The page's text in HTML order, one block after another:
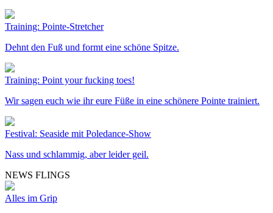
Training: Pointe-Stretcher
Dehnt den Fuß und formt eine schöne Spitze.
Training: Point your fucking toes!
Wir sagen euch wie ihr eure Füße in eine schönere Pointe trainiert.
Festival: Seaside mit Poledance-Show
Nass und schlammig, aber leider geil.
NEWS FLINGS
Alles im Grip